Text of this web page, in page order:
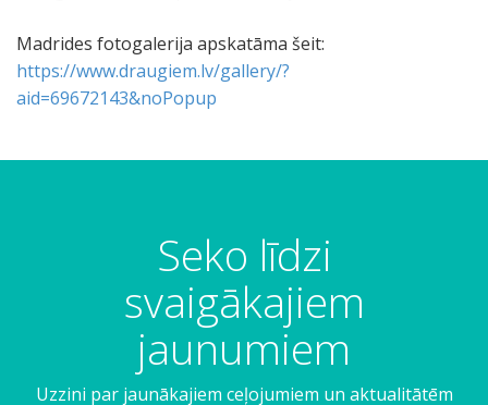
Madrides fotogalerija apskatāma šeit:
https://www.draugiem.lv/gallery/?
aid=69672143&noPopup
Seko līdzi
svaigākajiem
jaunumiem
Uzzini par jaunākajiem ceļojumiem un aktualitātēm